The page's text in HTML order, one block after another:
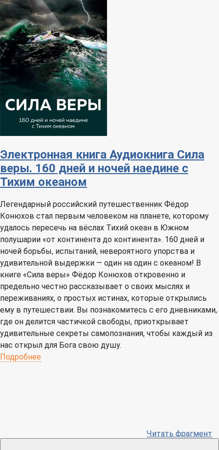
Электронная книга Аудиокнига Сила
веры. 160 дней и ночей наедине с
Тихим океаном
Легендарный российский путешественник Фёдор
Конюхов стал первым человеком на планете, которому
удалось пересечь на вёслах Тихий океан в Южном
полушарии «от континента до континента». 160 дней и
ночей борьбы, испытаний, невероятного упорства и
удивительной выдержки — один на один с океаном! В
книге «Сила веры» Фёдор Конюхов откровенно и
предельно честно рассказывает о своих мыслях и
переживаниях, о простых истинах, которые открылись
ему в путешествии. Вы познакомитесь с его дневниками,
где он делится частичкой свободы, приоткрывает
удивительные секреты самопознания, чтобы каждый из
нас открыл для Бога свою душу.
Подробнее
Читать фрагмент